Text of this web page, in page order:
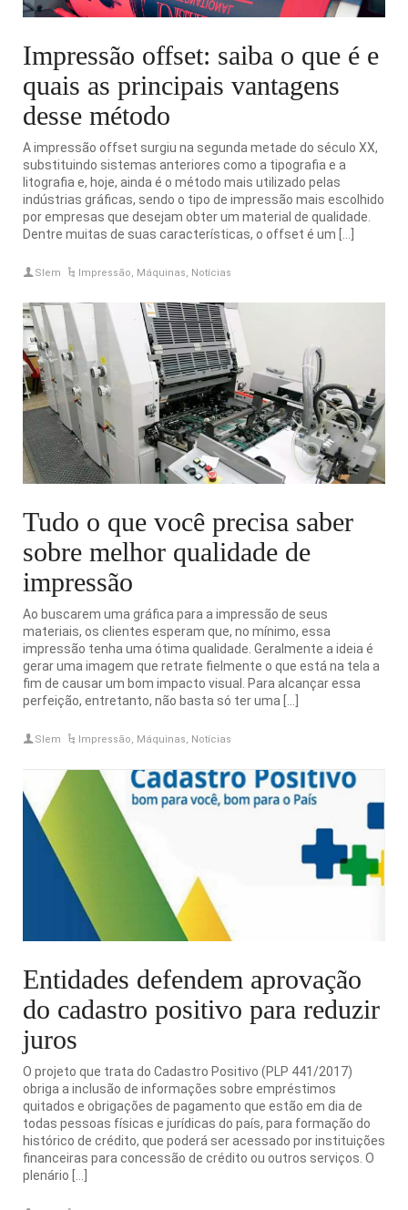
Impressão offset: saiba o que é e
quais as principais vantagens
desse método
A impressão offset surgiu na segunda metade do século XX,
substituindo sistemas anteriores como a tipografia e a
litografia e, hoje, ainda é o método mais utilizado pelas
indústrias gráficas, sendo o tipo de impressão mais escolhido
por empresas que desejam obter um material de qualidade.
Dentre muitas de suas características, o offset é um […]
Slem Impressão, Máquinas, Notícias
Tudo o que você precisa saber
sobre melhor qualidade de
impressão
Ao buscarem uma gráfica para a impressão de seus
materiais, os clientes esperam que, no mínimo, essa
impressão tenha uma ótima qualidade. Geralmente a ideia é
gerar uma imagem que retrate fielmente o que está na tela a
fim de causar um bom impacto visual. Para alcançar essa
perfeição, entretanto, não basta só ter uma […]
Slem Impressão, Máquinas, Notícias
Entidades defendem aprovação
do cadastro positivo para reduzir
juros
O projeto que trata do Cadastro Positivo (PLP 441/2017)
obriga a inclusão de informações sobre empréstimos
quitados e obrigações de pagamento que estão em dia de
todas pessoas físicas e jurídicas do país, para formação do
histórico de crédito, que poderá ser acessado por instituições
financeiras para concessão de crédito ou outros serviços. O
plenário […]